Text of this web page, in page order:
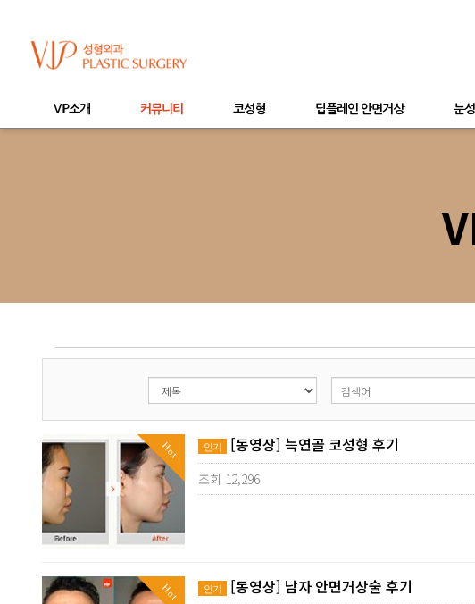
VIP소개 커뮤니티 코성형 딥플레인 안면거상 눈
Hot 인기 [동영상] 늑연골 코성형 후기
조회 12,296
Hot 인기 [동영상] 남자 안면거상술 후기